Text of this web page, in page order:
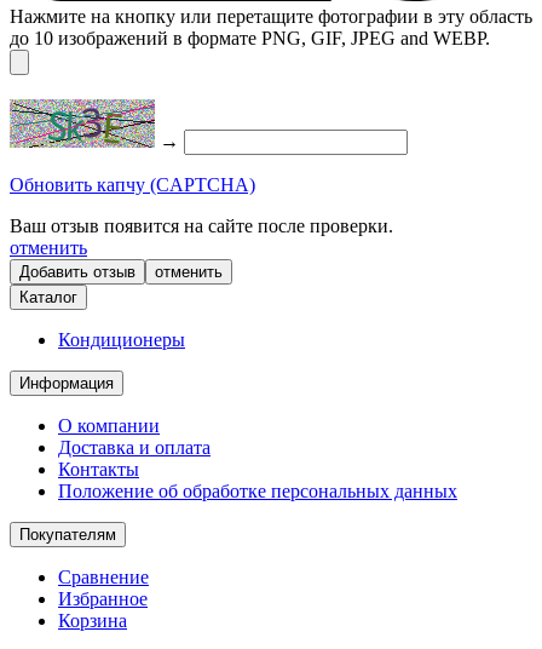
Нажмите на кнопку или перетащите фотографии в эту область
до 10 изображений в формате PNG, GIF, JPEG and WEBP.
→
Обновить капчу (CAPTCHA)
Ваш отзыв появится на сайте после проверки.
отменить
отменить
Каталог
Кондиционеры
Информация
О компании
Доставка и оплата
Контакты
Положение об обработке персональных данных
Покупателям
Сравнение
Избранное
Корзина